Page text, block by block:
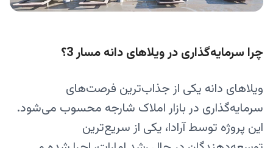
چرا سرمایه‌گذاری در ویلاهای دانه مسار 3؟
ویلاهای دانه یکی از جذاب‌ترین فرصت‌های
سرمایه‌گذاری در بازار املاک شارجه محسوب می‌شود.
این پروژه توسط آرا‌دا، یکی از سریع‌ترین